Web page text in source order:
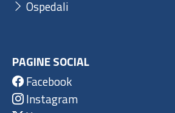
Ospedali
PAGINE SOCIAL
Facebook
Instagram